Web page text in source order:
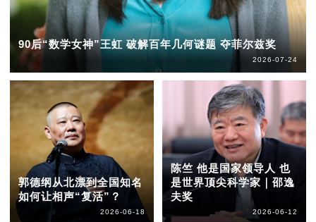
90后“数学女神”王虹 破解百年几何谜题 夺菲尔兹奖
2026-07-24
郭德纲从北漂到全国知名
如何让相声“复活”？
2026-06-18
陈竺 他是国家领导人 也
是世界顶尖科学家｜邵逸
夫奖
2026-06-12